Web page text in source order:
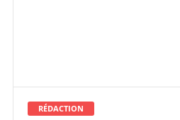
RÉDACTION